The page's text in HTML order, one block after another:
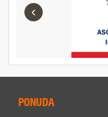
‹
PONUDA